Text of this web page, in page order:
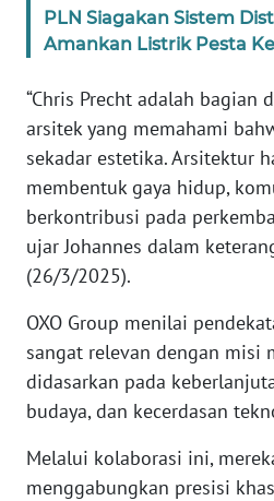
PLN Siagakan Sistem
Amankan Listrik Pesta
“Chris Precht adalah bagian
arsitek yang memahami
sekadar estetika. Arsitektur
membentuk gaya hidup,
berkontribusi pada
ujar Johannes dalam
(26/3/2025).
OXO Group menilai
sangat relevan dengan misi
didasarkan pada
budaya, dan kecerdasan
Melalui kolaborasi ini,
menggabungkan presisi
PAPUA
PAPUA
BARAT
WN
RIAU
WN
SERAMBI
WN
JAMBI
SULTRA